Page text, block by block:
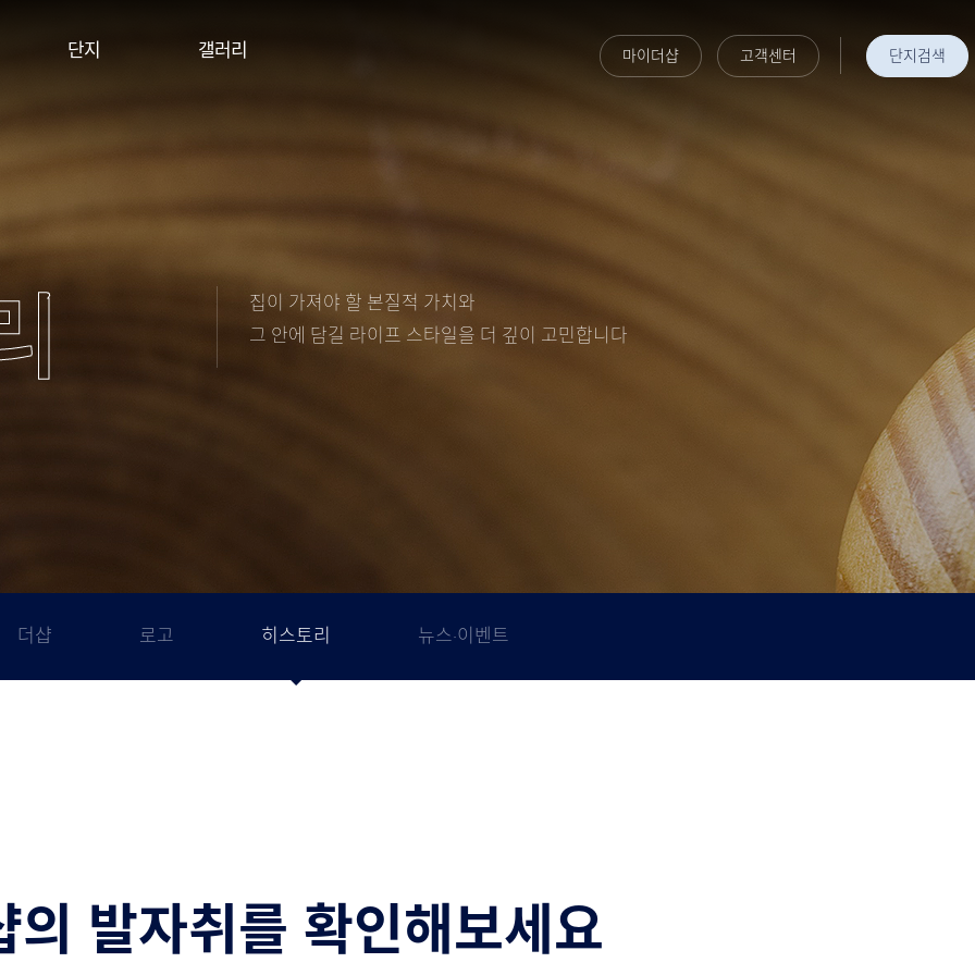
단지 갤러리 마이더샵 고객센터 단지검색
집이 가져야 할 본질적 가치와
그 안에 담길 라이프 스타일을 더 깊이 고민합니다
더샵 로고 히스토리 뉴스·이벤트
의 발자취를 확인해보세요